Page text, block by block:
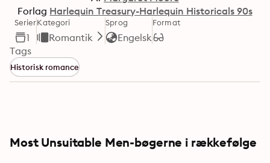
Forlag Harlequin Treasury-Harlequin Historicals 90s
Serier
1
Kategori
Romantik
Sprog
Engelsk
Format
Tags
Historisk romance
Most Unsuitable Men-bøgerne i rækkefølge